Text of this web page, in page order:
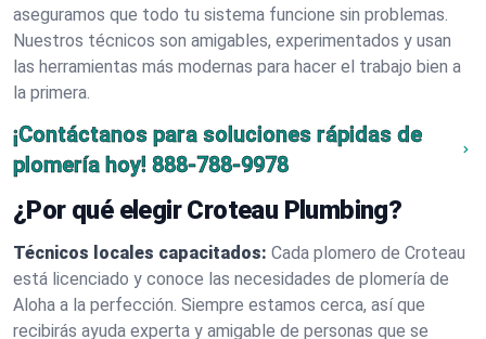
aseguramos que todo tu sistema funcione sin problemas.
Nuestros técnicos son amigables, experimentados y usan
las herramientas más modernas para hacer el trabajo bien a
la primera.
¡Contáctanos para soluciones rápidas de
plomería hoy! 888-788-9978
¿Por qué elegir Croteau Plumbing?
Técnicos locales capacitados: Cada plomero de Croteau
está licenciado y conoce las necesidades de plomería de
Aloha a la perfección. Siempre estamos cerca, así que
recibirás ayuda experta y amigable de personas que se